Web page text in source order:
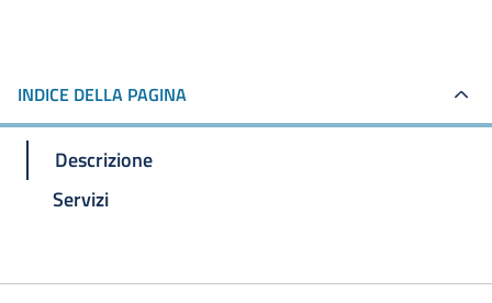
INDICE DELLA PAGINA
Descrizione
Servizi